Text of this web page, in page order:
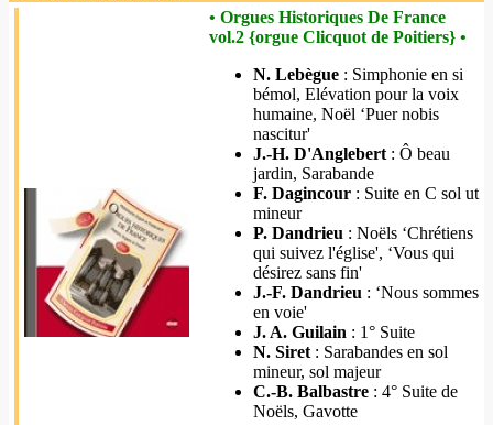
• Orgues Historiques De France
vol.2 {orgue Clicquot de Poitiers} •
N. Lebègue : Simphonie en si
bémol, Elévation pour la voix
humaine, Noël ‘Puer nobis
nascitur'
J.-H. D'Anglebert : Ô beau
jardin, Sarabande
F. Dagincour : Suite en C sol ut
mineur
P. Dandrieu : Noëls ‘Chrétiens
qui suivez l'église', ‘Vous qui
désirez sans fin'
J.-F. Dandrieu : ‘Nous sommes
en voie'
J. A. Guilain : 1° Suite
N. Siret : Sarabandes en sol
mineur, sol majeur
C.-B. Balbastre : 4° Suite de
Noëls, Gavotte